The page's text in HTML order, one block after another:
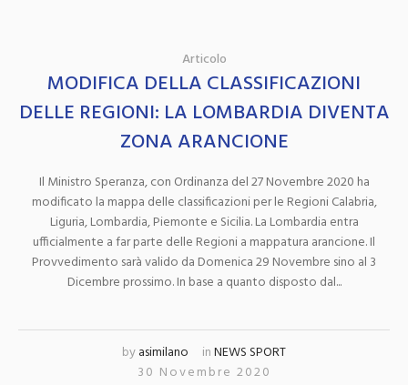
Articolo
MODIFICA DELLA CLASSIFICAZIONI
DELLE REGIONI: LA LOMBARDIA DIVENTA
ZONA ARANCIONE
Il Ministro Speranza, con Ordinanza del 27 Novembre 2020 ha
modificato la mappa delle classificazioni per le Regioni Calabria,
Liguria, Lombardia, Piemonte e Sicilia. La Lombardia entra
ufficialmente a far parte delle Regioni a mappatura arancione. Il
Provvedimento sarà valido da Domenica 29 Novembre sino al 3
Dicembre prossimo. In base a quanto disposto dal...
byasimilano inNEWS SPORT
30 Novembre 2020